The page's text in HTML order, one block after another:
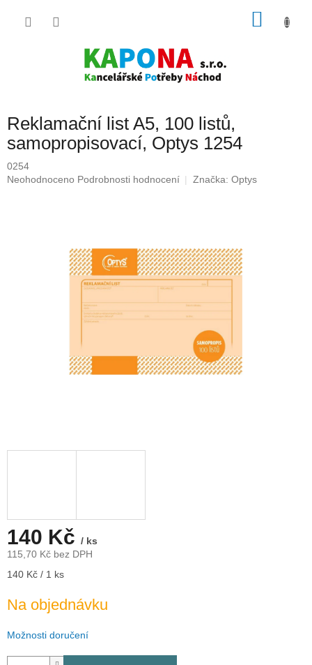
Reklamační list A5, 100 listů,
samopropisovací, Optys 1254
0254
Průměrné
Neohodnoceno Podrobnosti hodnocení Značka: Optys
140 Kč / ks
115,70 Kč bez DPH
Měrná
140 Kč / 1 ks
Na objednávku
Možnosti doručení